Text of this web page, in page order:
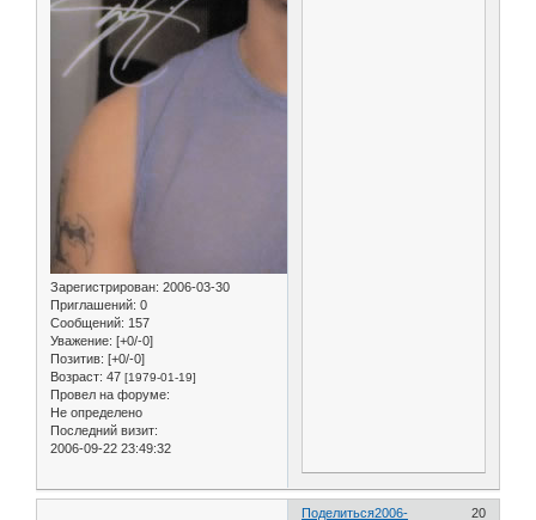
Зарегистрирован: 2006-03-30
Приглашений: 0
Сообщений: 157
Уважение: [+0/-0]
Позитив: [+0/-0]
Возраст: 47 [1979-01-19]
Провел на форуме:
Не определено
Последний визит:
2006-09-22 23:49:32
Поделиться 20
2006-